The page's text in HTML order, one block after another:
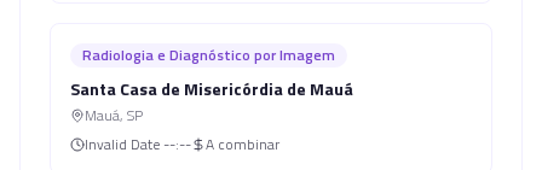
Radiologia e Diagnóstico por Imagem
Santa Casa de Misericórdia de Mauá
Mauá, SP
Invalid Date --:-- A combinar